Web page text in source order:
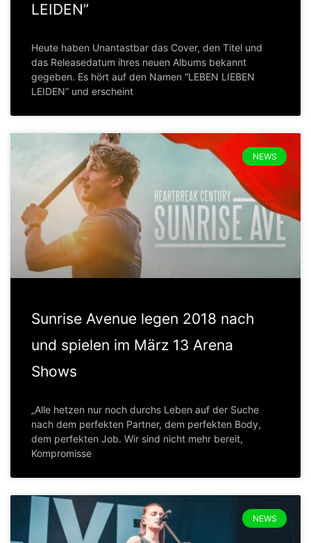
LEIDEN”
Heute haben Unantastbar das Cover, den Titel und
das Releasedatum ihres neuen Albums bekannt
gegeben. Es hört auf den Namen “LEBEN LIEBEN
LEIDEN” und erscheint
NEWS
Sunrise Avenue legen 2018 nach
und spielen im März 13 Arena
Shows
„Alle hetzen nur noch durchs Leben auf der Suche
nach dem perfekten Partner, dem perfekten Body,
dem perfekten Job. Wir sind nicht mehr bereit,
Kompromisse
NEWS